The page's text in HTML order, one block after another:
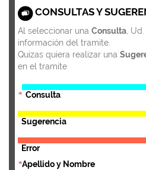
CONSULTAS Y
Al seleccionar una Consulta ,
información del tramite.
Quizas quiera realizar una
en el tramite
* Consulta
Sugerencia
Error
*Apellido y Nombre